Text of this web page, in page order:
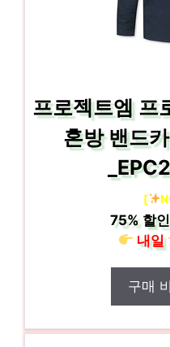
프로젝트엠 프
혼방 밴드
[
75%할
내일
구매